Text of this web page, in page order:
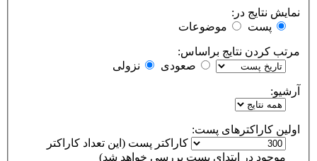
نمایش نتایج در:
پست
موضوعات
مرتب کردن نتایج براساس:
صعودی
نزولی
آرشیو:
اولین کاراکترهای پست:
کاراکتر پست (این تعداد کاراکتر
موجود در ابتدای پست بررسی خواهد شد)